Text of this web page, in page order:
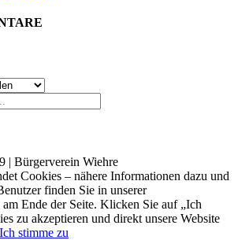
| Bürgerverein Wiehre
Cookies – nähere Informationen dazu und
finden Sie in unserer
Ende der Seite. Klicken Sie auf „Ich
zu akzeptieren und direkt unsere Website
Ich stimme zu